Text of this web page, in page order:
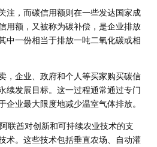
注，而碳信用额则在一些发达国家成
用额，又被称为碳补偿，是企业排放
中一份相当于排放一吨二氧化碳或相
，企业、政府和个人等买家购买碳信
续发展目标。这一过程通常通过专门
企业最大限度地减少温室气体排放。
联酋对创新和可持续农业技术的支
术。这些技术包括垂直农场、自动灌